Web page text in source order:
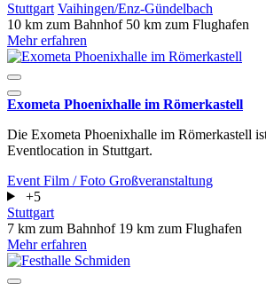
Stuttgart Vaihingen/Enz-Gündelbach
10 km zum Bahnhof 50 km zum Flughafen
Mehr erfahren
Exometa Phoenixhalle im Römerkastell
Die Exometa Phoenixhalle im Römerkastell
Eventlocation in Stuttgart.
Event Film / Foto Großveranstaltung
+5
Stuttgart
7 km zum Bahnhof 19 km zum Flughafen
Mehr erfahren